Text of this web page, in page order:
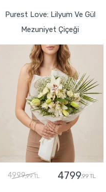
Purest Love: Lilyum Ve Gül
Mezuniyet Çiçeği
4999,99 TL 4799,99 TL